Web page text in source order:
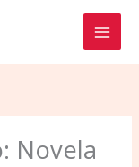
Novela